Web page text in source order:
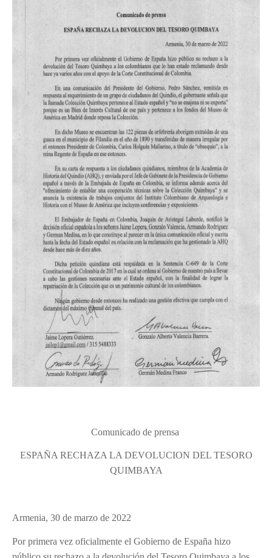
Comunicado de prensa
ESPAÑA RECHAZA LA DEVOLUCION DEL TESORO
QUIMBAYA
Armenia, 30 de marzo de 2022
Por primera vez oficialmente el Gobierno de España hizo